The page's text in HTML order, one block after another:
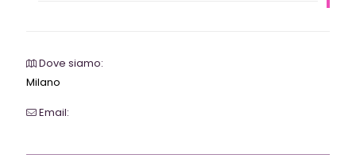
Dove siamo:
Milano
Email: